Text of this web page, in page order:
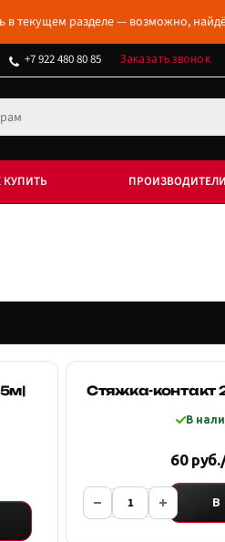
в текущем разделе — возможно,
+7 922 480 80 85 Заказать звонок
КУПИТЬ ПРОИЗВОДИТЕЛИ
Стяжка-контакт
В
60
В